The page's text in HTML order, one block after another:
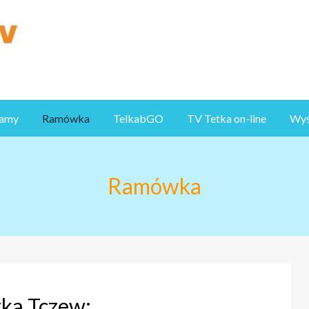
Ramówka TelkabGO TV Tetka on-line
Ramówka